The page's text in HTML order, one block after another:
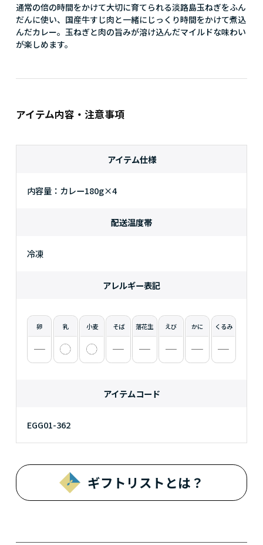
通常の倍の時間をかけて大切に育てられる淡路島玉ねぎをふん
だんに使い、国産牛すじ肉と一緒にじっくり時間をかけて煮込
んだカレー。玉ねぎと肉の旨みが溶け込んだマイルドな味わい
が楽しめます。
アイテム内容・注意事項
アイテム仕様
内容量：カレー180g×4
配送温度帯
冷凍
アレルギー表記
卵 乳 小麦 そば 落花生 えび かに くるみ
アイテムコード
EGG01-362
ギフトリストとは？